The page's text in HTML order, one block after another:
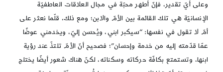
وعلى أيّ تقدير، فإنّ أطهر محبّة في مجال العلاقات العاطفيّة
الإنسانيّة هي تلك القائمة بين الأمّ والابن؛ ومع ذلك، قلّما نعثر على
أمّ لا تقول في نفسها: “سيكبر ابني، ويُحسن إليّ، ويخدمني عوضًا
عمّا قدّمته إليه من خدمة وإحسان”؛ فصحيح أنّ الأمّ تلتذّ عند رؤية
ابنها، وتستمتع بكافّة حركاته وسكناته، لكنّ هناك شعور أيضًا يختلج